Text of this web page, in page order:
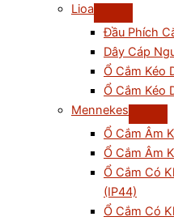
Lioa
Đầu Phích
Dây Cáp
Ổ Cắm Kéo
Ổ Cắm Kéo
Mennekes
Ổ Cắm Âm
Ổ Cắm Âm
Ổ Cắm Có
(IP44)
Ổ Cắm Có